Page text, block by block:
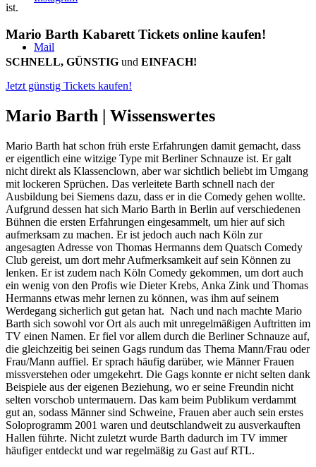
Mail
ist.
Mario Barth Kabarett Tickets online kaufen!
SCHNELL, GÜNSTIG und EINFACH!
Jetzt günstig Tickets kaufen!
Mario Barth | Wissenswertes
Mario Barth hat schon früh erste Erfahrungen damit gemacht, dass
er eigentlich eine witzige Type mit Berliner Schnauze ist. Er galt
nicht direkt als Klassenclown, aber war sichtlich beliebt im Umgang
mit lockeren Sprüchen. Das verleitete Barth schnell nach der
Ausbildung bei Siemens dazu, dass er in die Comedy gehen wollte.
Aufgrund dessen hat sich Mario Barth in Berlin auf verschiedenen
Bühnen die ersten Erfahrungen eingesammelt, um hier auf sich
aufmerksam zu machen. Er ist jedoch auch nach Köln zur
angesagten Adresse von Thomas Hermanns dem Quatsch Comedy
Club gereist, um dort mehr Aufmerksamkeit auf sein Können zu
lenken. Er ist zudem nach Köln Comedy gekommen, um dort auch
ein wenig von den Profis wie Dieter Krebs, Anka Zink und Thomas
Hermanns etwas mehr lernen zu können, was ihm auf seinem
Werdegang sicherlich gut getan hat. Nach und nach machte Mario
Barth sich sowohl vor Ort als auch mit unregelmäßigen Auftritten im
TV einen Namen. Er fiel vor allem durch die Berliner Schnauze auf,
die gleichzeitig bei seinen Gags rundum das Thema Mann/Frau oder
Frau/Mann auffiel. Er sprach häufig darüber, wie Männer Frauen
missverstehen oder umgekehrt. Die Gags konnte er nicht selten dank
Beispiele aus der eigenen Beziehung, wo er seine Freundin nicht
selten vorschob untermauern. Das kam beim Publikum verdammt
gut an, sodass Männer sind Schweine, Frauen aber auch sein erstes
Soloprogramm 2001 waren und deutschlandweit zu ausverkauften
Hallen führte. Nicht zuletzt wurde Barth dadurch im TV immer
häufiger entdeckt und war regelmäßig zu Gast auf RTL.